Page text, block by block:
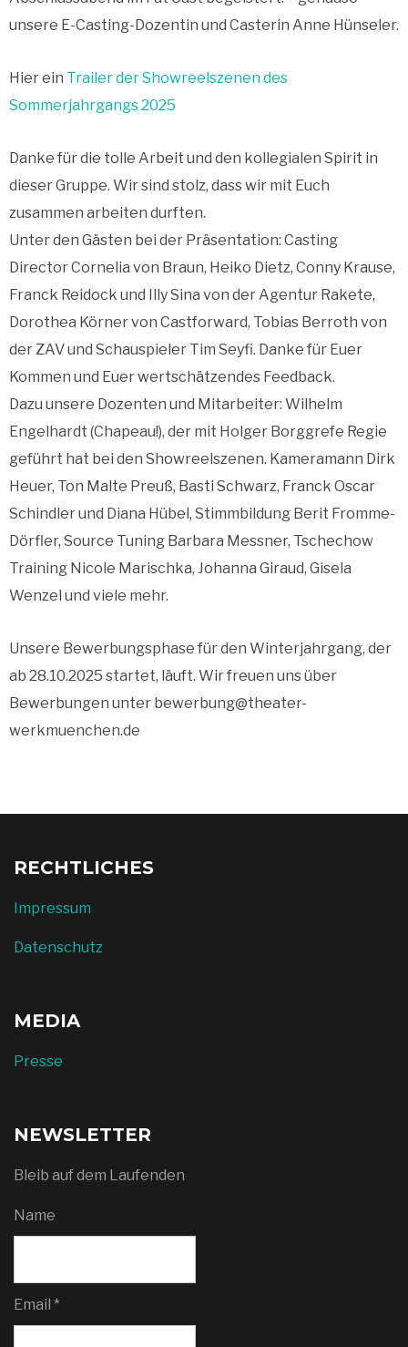
unsere E-Casting-Dozentin und Casterin Anne Hünseler.
Hier ein Trailer der Showreelszenen des
Sommerjahrgangs 2025
Danke für die tolle Arbeit und den kollegialen Spirit in
dieser Gruppe. Wir sind stolz, dass wir mit Euch
zusammen arbeiten durften.
Unter den Gästen bei der Präsentation: Casting
Director Cornelia von Braun, Heiko Dietz, Conny Krause,
Franck Reidock und Illy Sina von der Agentur Rakete,
Dorothea Körner von Castforward, Tobias Berroth von
der ZAV und Schauspieler Tim Seyfi. Danke für Euer
Kommen und Euer wertschätzendes Feedback.
Dazu unsere Dozenten und Mitarbeiter: Wilhelm
Engelhardt (Chapeau!), der mit Holger Borggrefe Regie
geführt hat bei den Showreelszenen. Kameramann Dirk
Heuer, Ton Malte Preuß, Basti Schwarz, Franck Oscar
Schindler und Diana Hübel, Stimmbildung Berit Fromme-
Dörfler, Source Tuning Barbara Messner, Tschechow
Training Nicole Marischka, Johanna Giraud, Gisela
Wenzel und viele mehr.
Unsere Bewerbungsphase für den Winterjahrgang, der
ab 28.10.2025 startet, läuft. Wir freuen uns über
Bewerbungen unter bewerbung@theater-
werkmuenchen.de
RECHTLICHES
Impressum
Datenschutz
MEDIA
Presse
NEWSLETTER
Bleib auf dem Laufenden
Name
Email *